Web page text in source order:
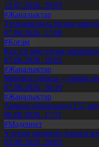
13.07.2026, 20:03
#Жаңалықтар
Түпқарағанда балық
07.08.2026, 17:09
#Қоғам
Құс еті мен тауық
07.08.2026, 10:05
#Жаңалықтар
Мерейлі отбасы – тәрбие
07.08.2026, 20:19
#Жаңалықтар
Ақмола облысында 157
06.08.2026, 17:11
#Мәдениет
Ұлттық архивтің
05.08.2026, 20:03